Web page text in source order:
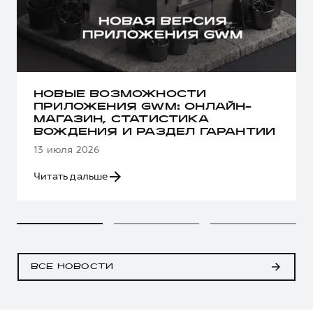
HAVAL Лизинг
АКСЕССУАРЫ HAVAL
Автомобильные аксессуары
Коллекция CITY
Коллекция Базовая
АКСЕССУАРЫ HAVAL
Автомобильные аксессуары
Коллекция CITY
Коллекция Базовая
Коллекция Детская
НОВЫЕ ВОЗМОЖНОСТИ
ПРИЛОЖЕНИЯ GWM: ОНЛАЙН-
МАГАЗИН, СТАТИСТИКА
ВОЖДЕНИЯ И РАЗДЕЛ ГАРАНТИИ
13 июля 2026
Читать дальше
ВСЕ НОВОСТИ